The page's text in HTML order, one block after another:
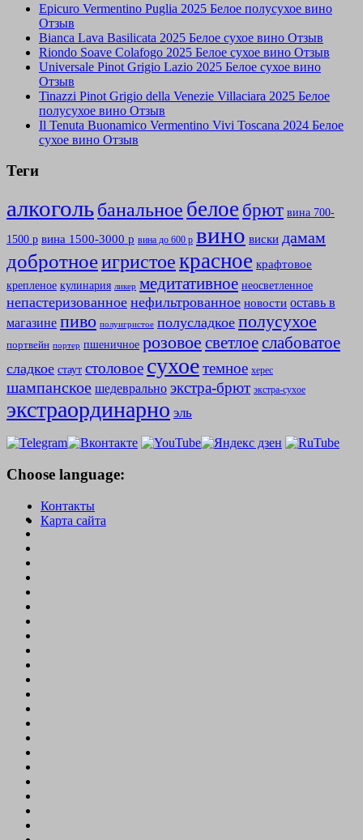
Epicuro Vermentino Puglia 2025 Белое полусухое вино
Отзыв
Bianca Lava Basilicata 2025 Белое сухое вино Отзыв
Riondo Soave Colafogo 2025 Белое сухое вино Отзыв
Universale Pinot Grigio Lazio 2025 Белое сухое вино
Отзыв
Tinazzi Pinot Grigio della Venezie Villaciara 2025 Белое
полусухое вино Отзыв
Il Tenuta Buonamico Vermentino Vivi Toscana 2024 Белое
сухое вино Отзыв
Теги
алкогольбанальное белое брют вина 700-
1500 р вина 1500-3000 р вина до 600 р вино виски дамам
добротноеигристоекрасное крафтовое
крепленое кулинария ликер медитативное неосветленное
непастеризованное нефильтрованное новости оставь в
магазине пиво полуигристое полусладкое полусухое
портвейн портер пшеничное розовое светлоеслабоватое
сладкое стаут столовое сухоетемное херес
шампанское шедеврально экстра-брют экстра-сухое
экстраординарно эль
Choose language:
Контакты
Карта сайта